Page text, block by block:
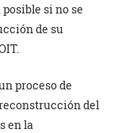
si no se
de su
proceso de
del
en la